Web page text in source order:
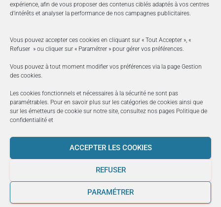
expérience, afin de vous proposer des contenus ciblés adaptés à vos centres
d’intérêts et analyser la performance de nos campagnes publicitaires.
Vous pouvez accepter ces cookies en cliquant sur « Tout Accepter », «
Refuser » ou cliquer sur « Paramétrer » pour gérer vos préférences.
Vous pouvez à tout moment modifier vos préférences via la page Gestion
des cookies
Les cookies fonctionnels et nécessaires à la sécurité ne sont pas
paramétrables. Pour en savoir plus sur les catégories de cookies ainsi que
sur les émetteurs de cookie sur notre site, consultez nos pages Politique de
confidentialité et
ACCEPTER LES COOKIES
REFUSER
PARAMÉTRER